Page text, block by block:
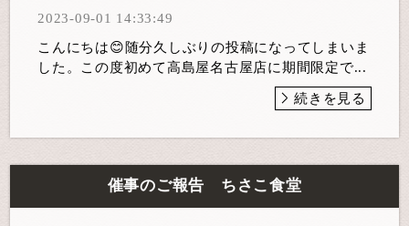
2023-09-01 14:33:49
こんにちは😊随分久しぶりの投稿になってしまいま
した。この度初めて高島屋名古屋店に期間限定で...
続きを見る
催事のご報告 ちさこ食堂